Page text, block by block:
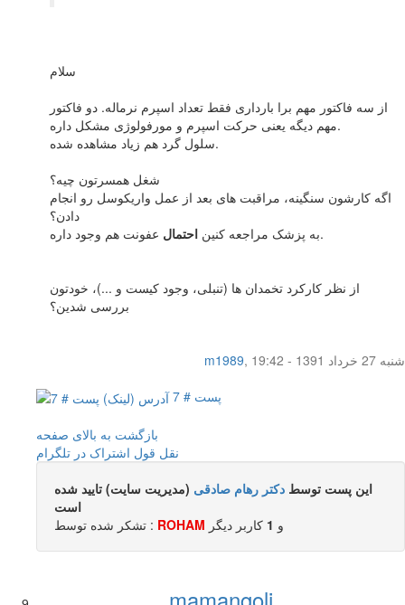
سلام
از سه فاکتور مهم برا بارداری فقط تعداد اسپرم نرماله. دو فاکتور
مهم دیگه یعنی حرکت اسپرم و مورفولوژی مشکل داره.
سلول گرد هم زیاد مشاهده شده.
شغل همسرتون چیه؟
اگه کارشون سنگینه، مراقبت های بعد از عمل واریکوسل رو انجام
دادن؟
به پزشک مراجعه کنین احتمال عفونت هم وجود داره.
از نظر کارکرد تخمدان ها (تنبلی، وجود کیست و ...)، خودتون
بررسی شدین؟
m1989,
شنبه 27 خرداد 1391 - 19:42
پست # 7
بازگشت به بالای صفحه
نقل قول اشتراک در تلگرام
این پست توسط دکتر رهام صادقی (مدیریت سایت) تایید شده
است
تشکر شده توسط : ROHAM و 1 کاربر ديگر